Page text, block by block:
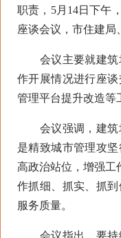
职责，5月14日下午
座谈会议，市住建
会议主要就建筑
作开展情况进行座
管理平台提升改造等
会议强调，建筑
是精致城市管理攻
高政治站位，增强工
作抓细、抓实、抓
服务质量。
会议指出，要持